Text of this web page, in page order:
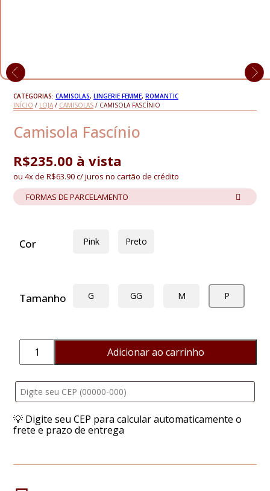
CATEGORIAS: CAMISOLAS, LINGERIE FEMME, ROMANTIC
INÍCIO / LOJA / CAMISOLAS / CAMISOLA FASCÍNIO
Camisola Fascínio
R$235.00 à vista
ou 4x de R$63.90c/ juros no cartão de crédito
FORMAS DE PARCELAMENTO
Cor Pink Preto
Tamanho G GG M P
Camisola
quantidade
Adicionar ao carrinho
💡 Digite seu CEP para calcular automaticamente o
frete e prazo de entrega